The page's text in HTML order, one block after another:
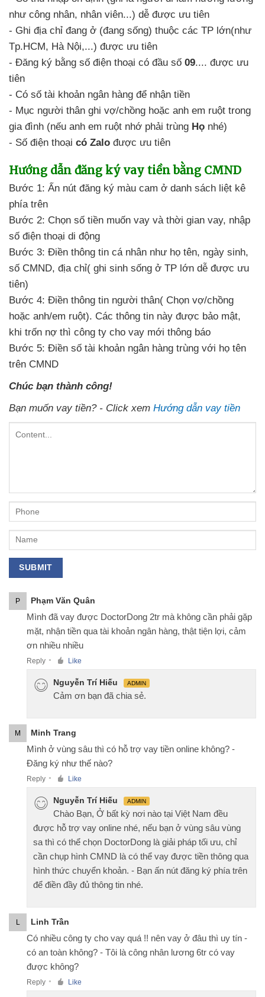
như công nhân, nhân viên...) dễ được ưu tiên
- Ghi địa chỉ đang ở (đang sống) thuộc các TP lớn(như
Tp.HCM, Hà Nội,...) được ưu tiên
- Đăng ký bằng số điện thoại có đầu số 09.... được ưu
tiên
- Có số tài khoản ngân hàng để nhận tiền
- Mục người thân ghi vợ/chồng hoặc anh em ruột trong
gia đình (nếu anh em ruột nhớ phải trùng Họ nhé)
- Số điện thoại có Zalo được ưu tiên
Hướng dẫn đăng ký vay tiền bằng CMND
Bước 1: Ấn nút đăng ký màu cam ở danh sách liệt kê
phía trên
Bước 2: Chọn số tiền muốn vay và thời gian vay, nhập
số điện thoại di động
Bước 3: Điền thông tin cá nhân như họ tên, ngày sinh,
số CMND, địa chỉ( ghi sinh sống ở TP lớn dễ được ưu
tiên)
Bước 4: Điền thông tin người thân( Chọn vợ/chồng
hoặc anh/em ruột). Các thông tin này được bảo mật,
khi trốn nợ thì công ty cho vay mới thông báo
Bước 5: Điền số tài khoản ngân hàng trùng với họ tên
trên CMND
Chúc bạn thành công!
Bạn muốn vay tiền? - Click xem Hướng dẫn vay tiền
P Phạm Văn Quân
Mình đã vay được DoctorDong 2tr mà không cần phải gặp
mặt, nhận tiền qua tài khoản ngân hàng, thật tiện lợi, cảm
ơn nhiều nhiều
Reply ● Like
Nguyễn Trí Hiếu ADMIN
Cảm ơn bạn đã chia sẻ.
M Minh Trang
Mình ở vùng sâu thì có hỗ trợ vay tiền online không? -
Đăng ký như thế nào?
Reply ● Like
Nguyễn Trí Hiếu ADMIN
Chào Bạn, Ở bất kỳ nơi nào tại Việt Nam đều
được hỗ trợ vay online nhé, nếu bạn ở vùng sâu vùng
sa thì có thể chọn DoctorDong là giải pháp tối ưu, chỉ
cần chụp hình CMND là có thể vay được tiền thông qua
hình thức chuyển khoản. - Bạn ấn nút đăng ký phía trên
để điền đầy đủ thông tin nhé.
L Linh Trần
Có nhiều công ty cho vay quá !! nên vay ở đâu thì uy tín -
có an toàn không? - Tôi là công nhân lương 6tr có vay
được không?
Reply ● Like